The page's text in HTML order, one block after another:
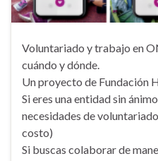
Voluntariado y trabajo en
cuándo y dónde.
Un proyecto de Fundación
Si eres una entidad sin
necesidades de
costo)
Si buscas colaborar de